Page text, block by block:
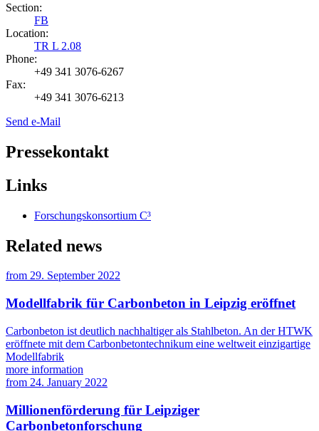
Section:
FB
Location:
TR L 2.08
Phone:
+49 341 3076-6267
Fax:
+49 341 3076-6213
Send e-Mail
Pressekontakt
Links
Forschungskonsortium C³
Related news
from 29. September 2022
Modellfabrik für Carbonbeton in Leipzig eröffnet
Carbonbeton ist deutlich nachhaltiger als Stahlbeton. An der HTWK
eröffnete mit dem Carbonbetontechnikum eine weltweit einzigartige
Modellfabrik
more information
from 24. January 2022
Millionenförderung für Leipziger
Carbonbetonforschung